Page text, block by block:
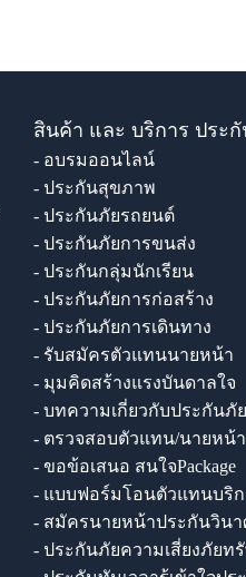
สินค้า และ บริการ ประ
- อบรมออนไลน์
- ประกันสุขภาพ
- ประกันภัยรถยนต์
- ประกันภัยการขนส่ง
- ประกันกลุ่มนักเรียน
- ประกันภัยการก่อสร้าง
- ประกันภัยการเดินทาง
- รับสมัครตัวแทนนายหน้า
- มุมคิดสร้างแรงบันดาลใจ
- บทความเกี่ยวกับประกันภัย
- ตรวจสอบตัวแทน/นายหน้า
- ขอข้อเสนอ สนใจPackage
- แบบฟอร์มโอนตัวแทนบริก
- สมัครนายหน้าประกันวินา
- ประกันภัยความเสี่ยงภัยท